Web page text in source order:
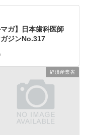
マガ】日本歯科医師
ジンNo.317
経済産業省